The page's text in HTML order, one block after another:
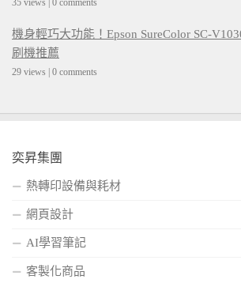
機身輕巧大功能！Epson SureColor SC-
刷機推薦
29 views | 0 comments
奕昇集團
熱轉印設備與耗材
網頁設計
AI學習筆記
客製化商品